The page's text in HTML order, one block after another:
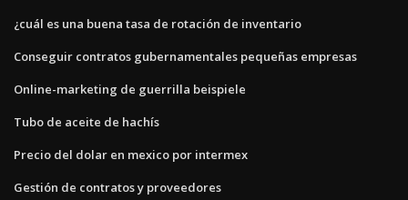
¿cuál es una buena tasa de rotación de inventario
Conseguir contratos gubernamentales pequeñas empresas
Online-marketing de guerrilla beispiele
Tubo de aceite de hachís
Precio del dolar en mexico por intermex
Gestión de contratos y proveedores